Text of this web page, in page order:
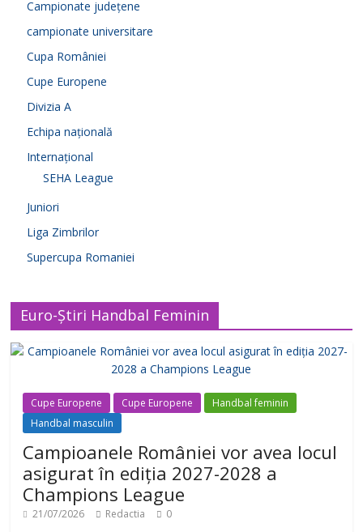
Campionate județene
campionate universitare
Cupa României
Cupe Europene
Divizia A
Echipa națională
Internațional
SEHA League
Juniori
Liga Zimbrilor
Supercupa Romaniei
Euro-Știri Handbal Feminin
Cupe Europene Cupe Europene
Handbal feminin
Handbal masculin
Campioanele României vor avea locul
asigurat în ediția 2027-2028 a
Champions League
21/07/2026 Redactia 0